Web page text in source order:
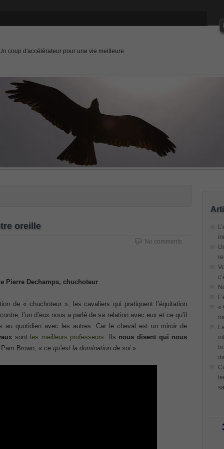
coup d'accélérateur pour une vie meilleure
oreille
No comments
Pierre Dechamps, chuchoteur
de « chuchoteur », les cavaliers qui pratiquent l’équitation
l’un d’eux nous a parlé de sa relation avec eux et ce qu’il
au quotidien avec les autres. Car le cheval est un miroir de
sont les meilleurs professeurs. Ils nous disent qui nous
Brown, « ce qu’est la domination de soi ».
«